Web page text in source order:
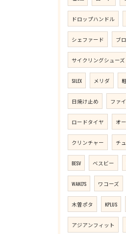
ドロップハンドル
シェファード ブ
サイクリングシューズ
SILEX メリダ
日焼け止め ファ
ロードタイヤ オ
クリンチャー チ
BESV ベスビー
WAKO'S ワコーズ
木曽ポタ KPLUS
アジアンフィット